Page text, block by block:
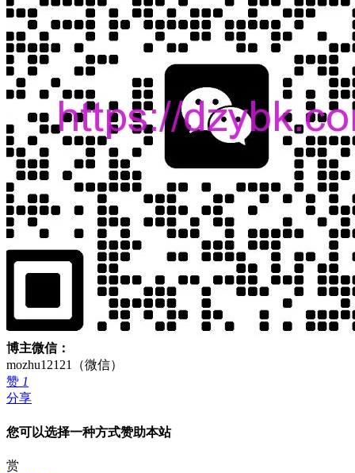
博主微信：
mozhu12121（微信）
赞 1
分享
您可以选择一种方式赞助本站
赏